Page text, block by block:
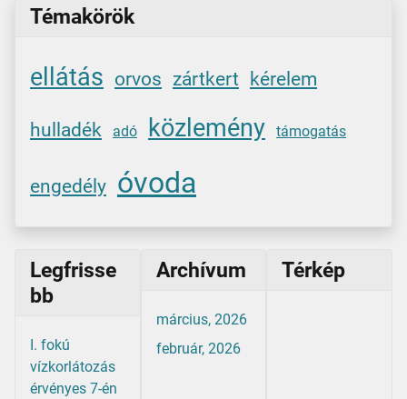
Témakörök
ellátás orvos zártkert kérelem
hulladék adó közlemény támogatás
engedély óvoda
Legfrisse
bb
I. fokú
vízkorlátozás
érvényes 7-én
Archívum
március, 2026
február, 2026
Térkép